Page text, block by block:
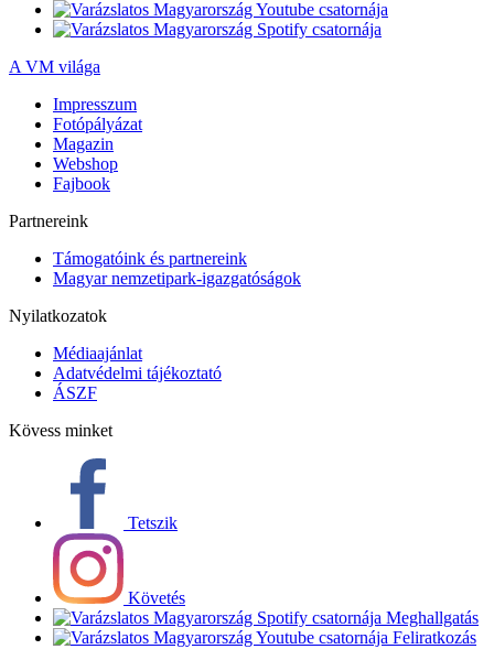
A VM világa
Impresszum
Fotópályázat
Magazin
Webshop
Fajbook
Partnereink
Támogatóink és partnereink
Magyar nemzetipark-igazgatóságok
Nyilatkozatok
Médiaajánlat
Adatvédelmi tájékoztató
ÁSZF
Kövess minket
Tetszik
Követés
Meghallgatás
Feliratkozás